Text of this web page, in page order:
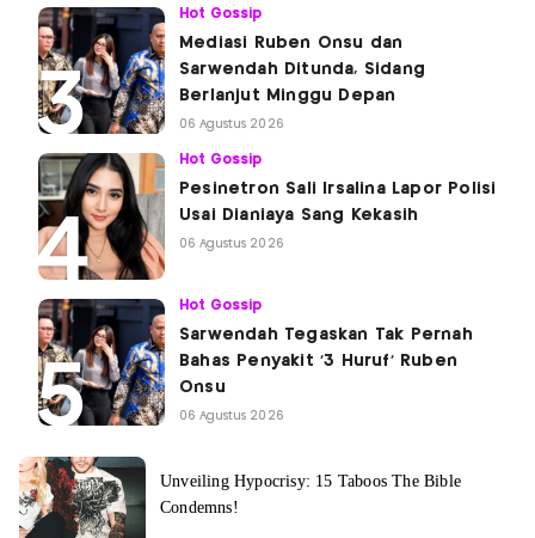
Hot Gossip
Mediasi Ruben Onsu dan
Sarwendah Ditunda, Sidang
Berlanjut Minggu Depan
06 Agustus 2026
Hot Gossip
Pesinetron Sali Irsalina Lapor Polisi
Usai Dianiaya Sang Kekasih
06 Agustus 2026
Hot Gossip
Sarwendah Tegaskan Tak Pernah
Bahas Penyakit '3 Huruf' Ruben
Onsu
06 Agustus 2026